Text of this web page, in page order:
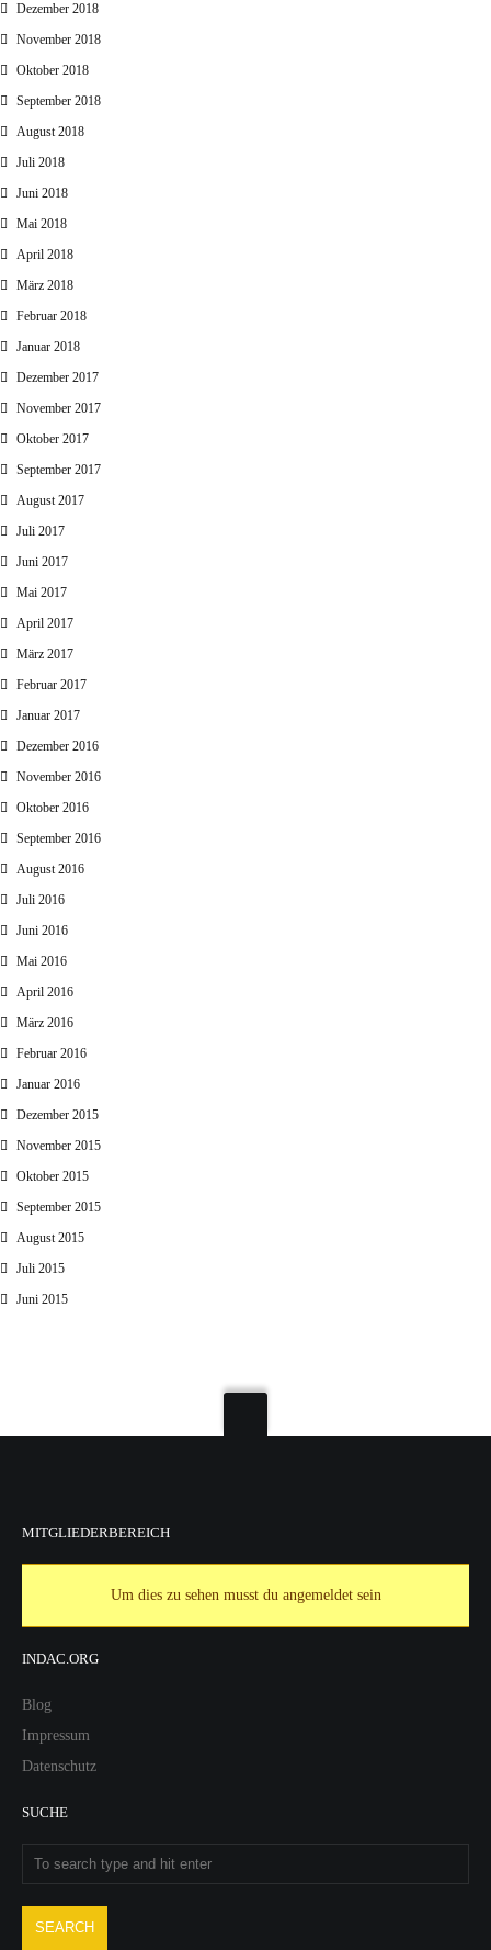
Dezember 2018
November 2018
Oktober 2018
September 2018
August 2018
Juli 2018
Juni 2018
Mai 2018
April 2018
März 2018
Februar 2018
Januar 2018
Dezember 2017
November 2017
Oktober 2017
September 2017
August 2017
Juli 2017
Juni 2017
Mai 2017
April 2017
März 2017
Februar 2017
Januar 2017
Dezember 2016
November 2016
Oktober 2016
September 2016
August 2016
Juli 2016
Juni 2016
Mai 2016
April 2016
März 2016
Februar 2016
Januar 2016
Dezember 2015
November 2015
Oktober 2015
September 2015
August 2015
Juli 2015
Juni 2015
MITGLIEDERBEREICH
Um dies zu sehen musst du angemeldet sein
INDAC.ORG
Blog
Impressum
Datenschutz
SUCHE